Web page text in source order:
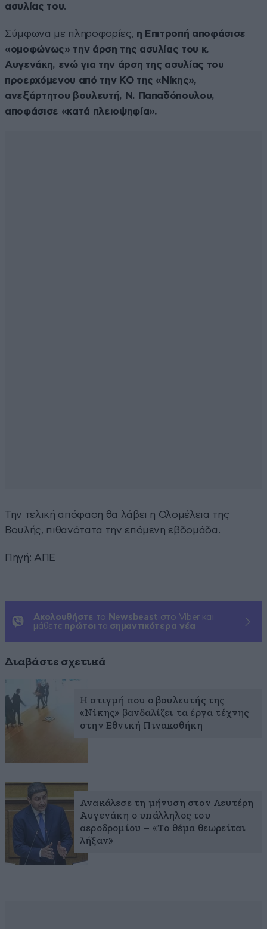
ασυλίας του.
Σύμφωνα με πληροφορίες, η Επιτροπή αποφάσισε
«ομοφώνως» την άρση της ασυλίας του κ.
Αυγενάκη, ενώ για την άρση της ασυλίας του
προερχόμενου από την ΚΟ της «Νίκης»,
ανεξάρτητου βουλευτή, Ν. Παπαδόπουλου,
αποφάσισε «κατά πλειοψηφία».
Την τελική απόφαση θα λάβει η Ολομέλεια της
Βουλής, πιθανότατα την επόμενη εβδομάδα.
Πηγή: ΑΠΕ
Ακολουθήστε το Newsbeast στο Viber και
μάθετε πρώτοι τα σημαντικότερα νέα
Διαβάστε σχετικά
Η στιγμή που ο βουλευτής της
«Νίκης» βανδαλίζει τα έργα τέχνης
στην Εθνική Πινακοθήκη
Ανακάλεσε τη μήνυση στον Λευτέρη
Αυγενάκη ο υπάλληλος του
αεροδρομίου – «Το θέμα θεωρείται
λήξαν»